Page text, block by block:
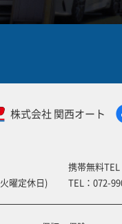
株式会社 関西オート
曜定休日)
携帯無料TEL
TEL： 072-